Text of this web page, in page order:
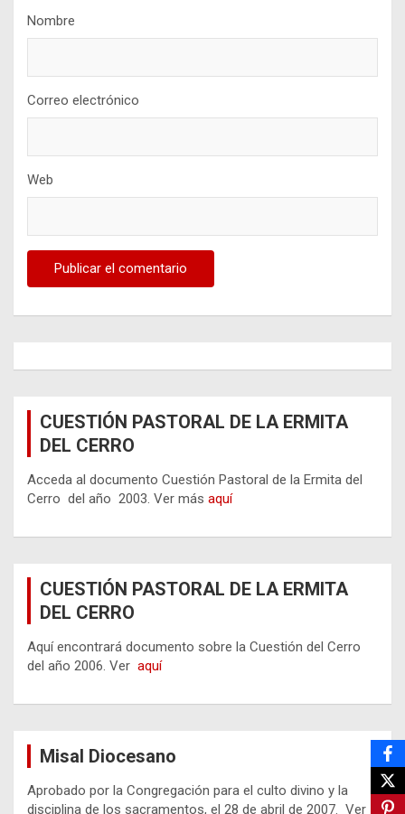
Nombre
Correo electrónico
Web
CUESTIÓN PASTORAL DE LA ERMITA
DEL CERRO
Acceda al documento Cuestión Pastoral de la Ermita del
Cerro del año 2003. Ver más aquí
CUESTIÓN PASTORAL DE LA ERMITA
DEL CERRO
Aquí encontrará documento sobre la Cuestión del Cerro
del año 2006. Ver aquí
Misal Diocesano
Aprobado por la Congregación para el culto divino y la
disciplina de los sacramentos, el 28 de abril de 2007. Ver